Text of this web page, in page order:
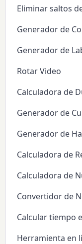
Eliminar saltos
Generador de
Generador de
Rotar Video
Calculadora de
Generador de
Generador de
Calculadora de
Calculadora de
Convertidor de
Calcular tiempo
Herramienta en